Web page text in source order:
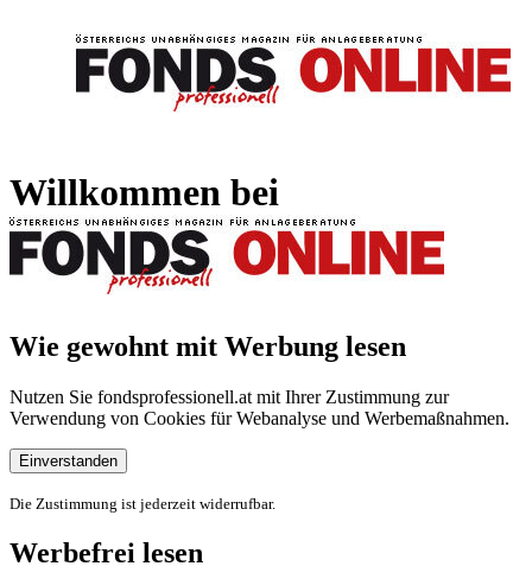
Willkommen bei
Wie gewohnt mit Werbung lesen
Nutzen Sie fondsprofessionell.at mit Ihrer Zustimmung zur
Verwendung von Cookies für Webanalyse und Werbemaßnahmen.
Einverstanden
Die Zustimmung ist jederzeit widerrufbar.
Werbefrei lesen